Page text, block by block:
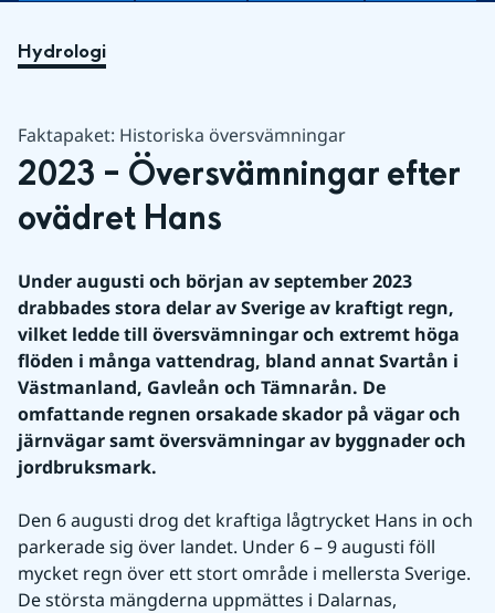
Hydrologi
Faktapaket: Historiska översvämningar
2023 – Översvämningar efter
ovädret Hans
Under augusti och början av september 2023
drabbades stora delar av Sverige av kraftigt regn,
vilket ledde till översvämningar och extremt höga
flöden i många vattendrag, bland annat Svartån i
Västmanland, Gavleån och Tämnarån. De
omfattande regnen orsakade skador på vägar och
järnvägar samt översvämningar av byggnader och
jordbruksmark.
Den 6 augusti drog det kraftiga lågtrycket Hans in och
parkerade sig över landet. Under 6 – 9 augusti föll
mycket regn över ett stort område i mellersta Sverige.
De största mängderna uppmättes i Dalarnas,